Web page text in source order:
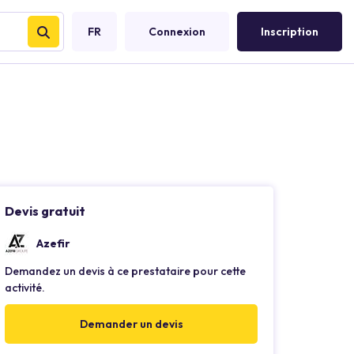
FR Connexion Inscription
Devis gratuit
Azefir
Demandez un devis à ce prestataire pour cette
activité.
Demander un devis